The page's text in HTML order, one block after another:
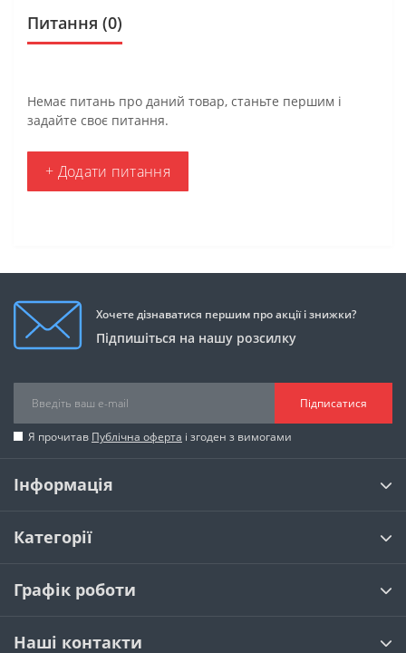
Питання (0)
Немає питань про даний товар, станьте першим і
задайте своє питання.
+ Додати питання
Хочете дізнаватися першим про акції і знижки?
Підпишіться на нашу розсилку
Підписатися
Я прочитав Публічна оферта і згоден з вимогами
Інформація
Категорії
Графік роботи
Наші контакти